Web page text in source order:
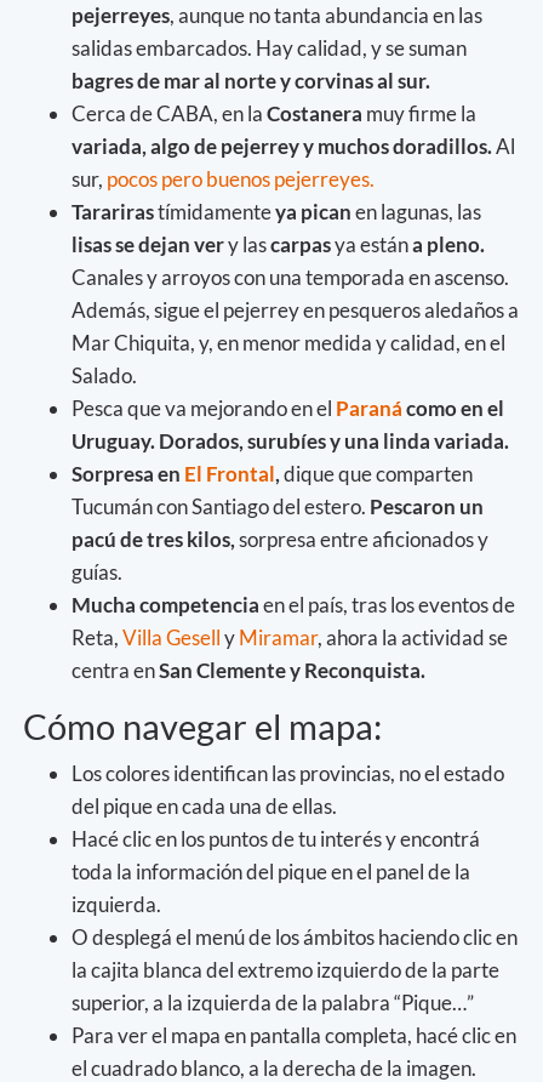
pejerreyes, aunque no tanta abundancia en las
salidas embarcados. Hay calidad, y se suman
bagres de mar al norte y corvinas al sur.
Cerca de CABA, en laCostanera muy firme la
variada, algo de pejerrey y muchos doradillos.Al
sur, pocos pero buenos pejerreyes.
Tararirastímidamenteya picanen lagunas, las
lisas se dejan very lascarpasya estána pleno.
Canales y arroyos con una temporada en ascenso.
Además, sigue el pejerrey en pesqueros aledaños a
Mar Chiquita, y, en menor medida y calidad, en el
Salado.
Pesca que va mejorando en el Paranácomo en el
Uruguay. Dorados, surubíes y una linda variada.
Sorpresa en El Frontal,dique que comparten
Tucumán con Santiago del estero. Pescaron un
pacú de tres kilos,sorpresa entre aficionados y
guías.
Mucha competenciaen el país, tras los eventos de
Reta,Villa GesellyMiramar, ahora la actividad se
centra enSan Clemente y Reconquista.
Cómo navegar el mapa:
Los colores identifican las provincias, no el estado
del pique en cada una de ellas.
Hacé clic en los puntos de tu interés y encontrá
toda la información del pique en el panel de la
izquierda.
O desplegá el menú de los ámbitos haciendo clic en
la cajita blanca del extremo izquierdo de la parte
superior, a la izquierda de la palabra “Pique…”
Para ver el mapa en pantalla completa, hacé clic en
el cuadrado blanco, a la derecha de la imagen.